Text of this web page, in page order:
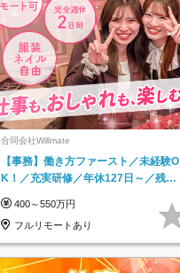
合同会社Willmate
【事務】働き方ファースト／未経験O
K！／充実研修／年休127日～／残業
400～550万円
フルリモートあり